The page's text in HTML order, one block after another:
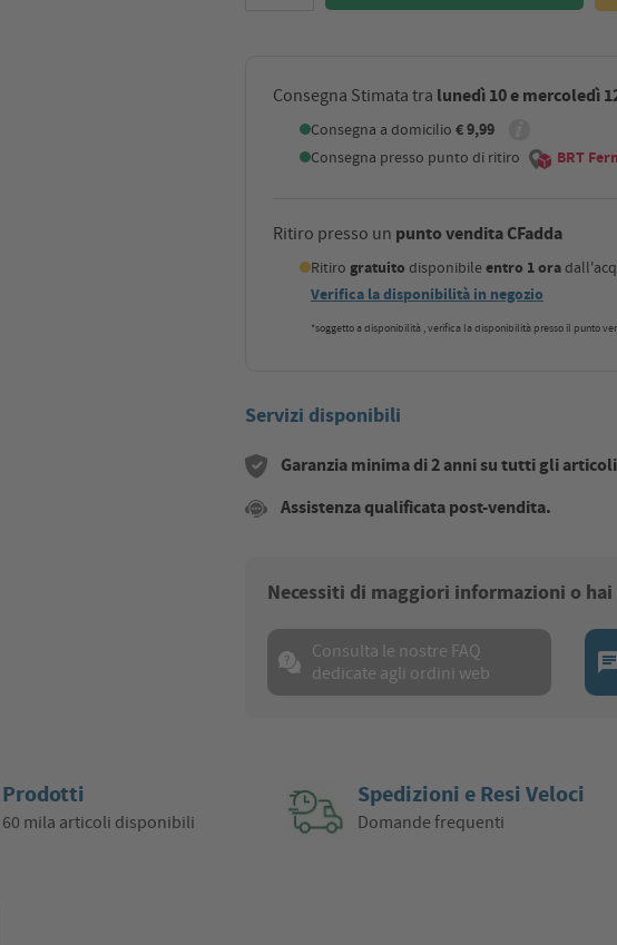
Consegna Stimata tra lunedì 10 e mercoledì
Consegna a domicilio € 9,99
Consegna presso punto di ritiro BRT
Ritiro presso un punto vendita CFadda
Ritiro gratuito disponibileentro 1 ora
Verifica la disponibilità in negozio
*soggetto a disponibilità , verifica la disponibilità presso il punto
Servizi disponibili
Garanzia minima di 2 anni su tutti gli articoli
Assistenza qualificata post-vendita.
Necessiti di maggiori informazioni o
Consulta le nostre FAQ
dedicate agli ordini web
Prodotti
60 mila articoli disponibili
Spedizioni e Resi Veloci
Domande frequenti